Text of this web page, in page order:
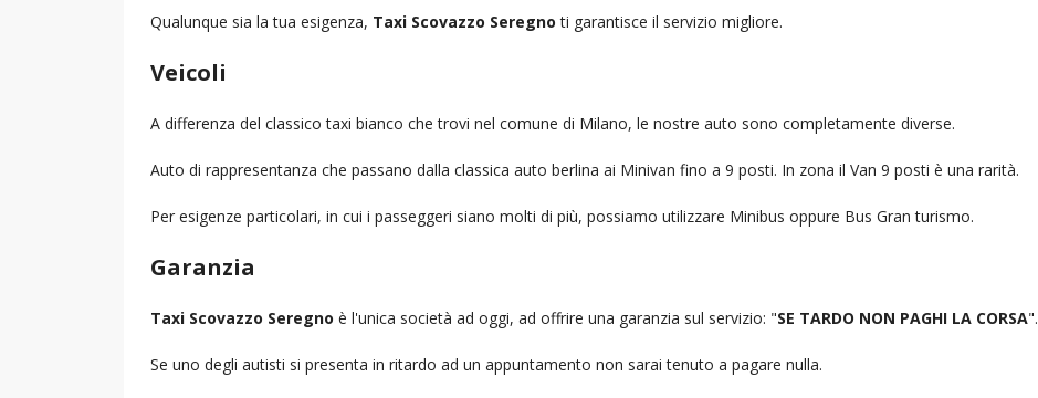
Qualunque sia la tua esigenza, Taxi Scovazzo Seregno ti garantisce il servizio migliore.
Veicoli
A differenza del classico taxi bianco che trovi nel comune di Milano, le nostre auto sono completamente diverse.
Auto di rappresentanza che passano dalla classica auto berlina ai Minivan fino a 9 posti. In zona il Van 9 posti è una rarità.
Per esigenze particolari, in cui i passeggeri siano molti di più, possiamo utilizzare Minibus oppure Bus Gran turismo.
Garanzia
Taxi Scovazzo Seregno è l'unica società ad oggi, ad offrire una garanzia sul servizio: "SE TARDO NON PAGHI LA CORSA".
Se uno degli autisti si presenta in ritardo ad un appuntamento non sarai tenuto a pagare nulla.